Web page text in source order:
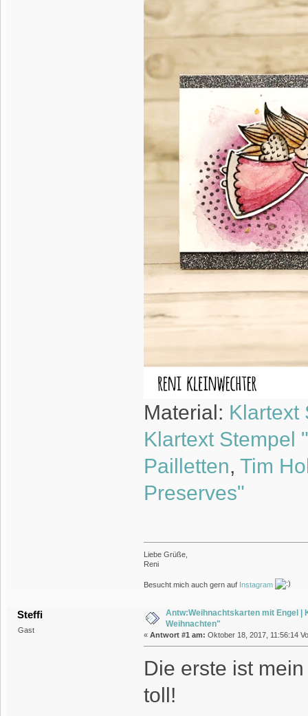
Material: Klartext
Klartext Stempel
Pailletten, Tim
Preserves"
Liebe Grüße,
Reni
Besucht mich auch gern auf Instagram
Steffi
Gast
Antw:Weihnachtskarten mit Engel |
Weihnachten"
« Antwort #1 am: Oktober 18, 2017, 11:56:14
Die erste ist
toll!